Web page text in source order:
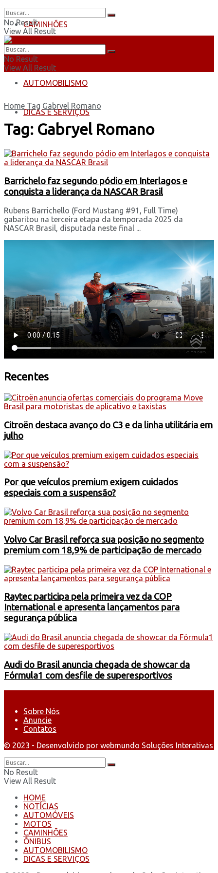
CAMINHÕES
ÔNIBUS
AUTOMOBILISMO
DICAS E SERVIÇOS
No Result
View All Result
No Result
View All Result
Home Tag Gabryel Romano
Tag: Gabryel Romano
Barrichelo faz segundo pódio em Interlagos e
conquista a liderança da NASCAR Brasil
Rubens Barrichello (Ford Mustang #91, Full Time)
gabaritou na terceira etapa da temporada 2025 da
NASCAR Brasil, disputada neste final ...
Recentes
Citroën destaca avanço do C3 e da linha utilitária em
julho
Por que veículos premium exigem cuidados
especiais com a suspensão?
Volvo Car Brasil reforça sua posição no segmento
premium com 18,9% de participação de mercado
Raytec participa pela primeira vez da COP
International e apresenta lançamentos para
segurança pública
Audi do Brasil anuncia chegada de showcar da
Fórmula1 com desfile de superesportivos
Sobre Nós
Anuncie
Contatos
© 2023 - Desenvolvido por webmundo Soluções Interativas
No Result
View All Result
HOME
NOTÍCIAS
AUTOMÓVEIS
MOTOS
CAMINHÕES
ÔNIBUS
AUTOMOBILISMO
DICAS E SERVIÇOS